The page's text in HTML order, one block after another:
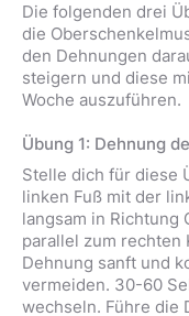
Die folgenden drei
die
den Dehnungen
steigern und diese
Woche auszuführen.
Übung 1: Dehnung
Stelle dich für diese
linken Fuß mit der
langsam in Richtung
parallel zum rechten
Dehnung sanft und
vermeiden. 30-60
wechseln. Führe die